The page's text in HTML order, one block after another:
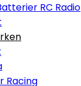
RC Radio
Racing